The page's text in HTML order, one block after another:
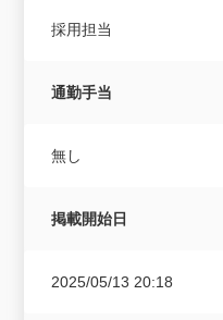
採用担当
通勤手当
無し
掲載開始日
2025/05/13 20:18